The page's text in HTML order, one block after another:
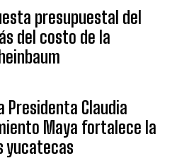
presupuestal del
del costo de la
Presidenta Claudia
Maya fortalece la
yucatecas